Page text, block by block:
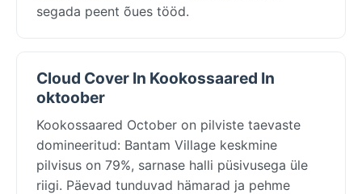
segada peent õues tööd.
Cloud Cover In Kookossaared In
oktoober
Kookossaared October on pilviste taevaste
domineeritud: Bantam Village keskmine
pilvisus on 79%, sarnase halli püsivusega üle
riigi. Päevad tunduvad hämarad ja pehme